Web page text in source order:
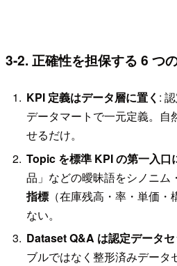
3-2. 正確性を担保する 6 つ
KPI 定義はデータ層に置く :
データマートで一元定義。自
せるだけ。
Topic を標準 KPI の第一入口
品」などの曖昧語をシノニム
指標 （在庫残高・率・単価
ない。
Dataset Q&A は認定データ
ブルではなく整形済みデータ